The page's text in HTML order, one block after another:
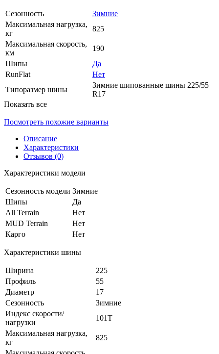
Сезонность
Зимние
Максимальная нагрузка,
кг
825
Максимальная скорость,
км
190
Шипы
Да
RunFlat
Нет
Типоразмер шины
Зимние шипованные шины 225/55
R17
Показать все
Посмотреть похожие варианты
Описание
Характеристики
Отзывов (0)
Характеристики модели
Сезонность модели Зимние
Шипы
Да
All Terrain
Нет
MUD Terrain
Нет
Карго
Нет
Характеристики шины
Ширина
225
Профиль
55
Диаметр
17
Сезонность
Зимние
Индекс скорости/
нагрузки
101T
Максимальная нагрузка,
кг
825